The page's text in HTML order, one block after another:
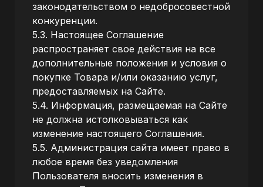
законодательством о недобросовестной
конкуренции.
5.3. Настоящее Соглашение
распространяет свое действия на все
дополнительные положения и условия о
покупке Товара и/или оказанию услуг,
предоставляемых на Сайте.
5.4. Информация, размещаемая на Сайте
не должна истолковываться как
изменение настоящего Соглашения.
5.5. Администрация сайта имеет право в
любое время без уведомления
Пользователя вносить изменения в